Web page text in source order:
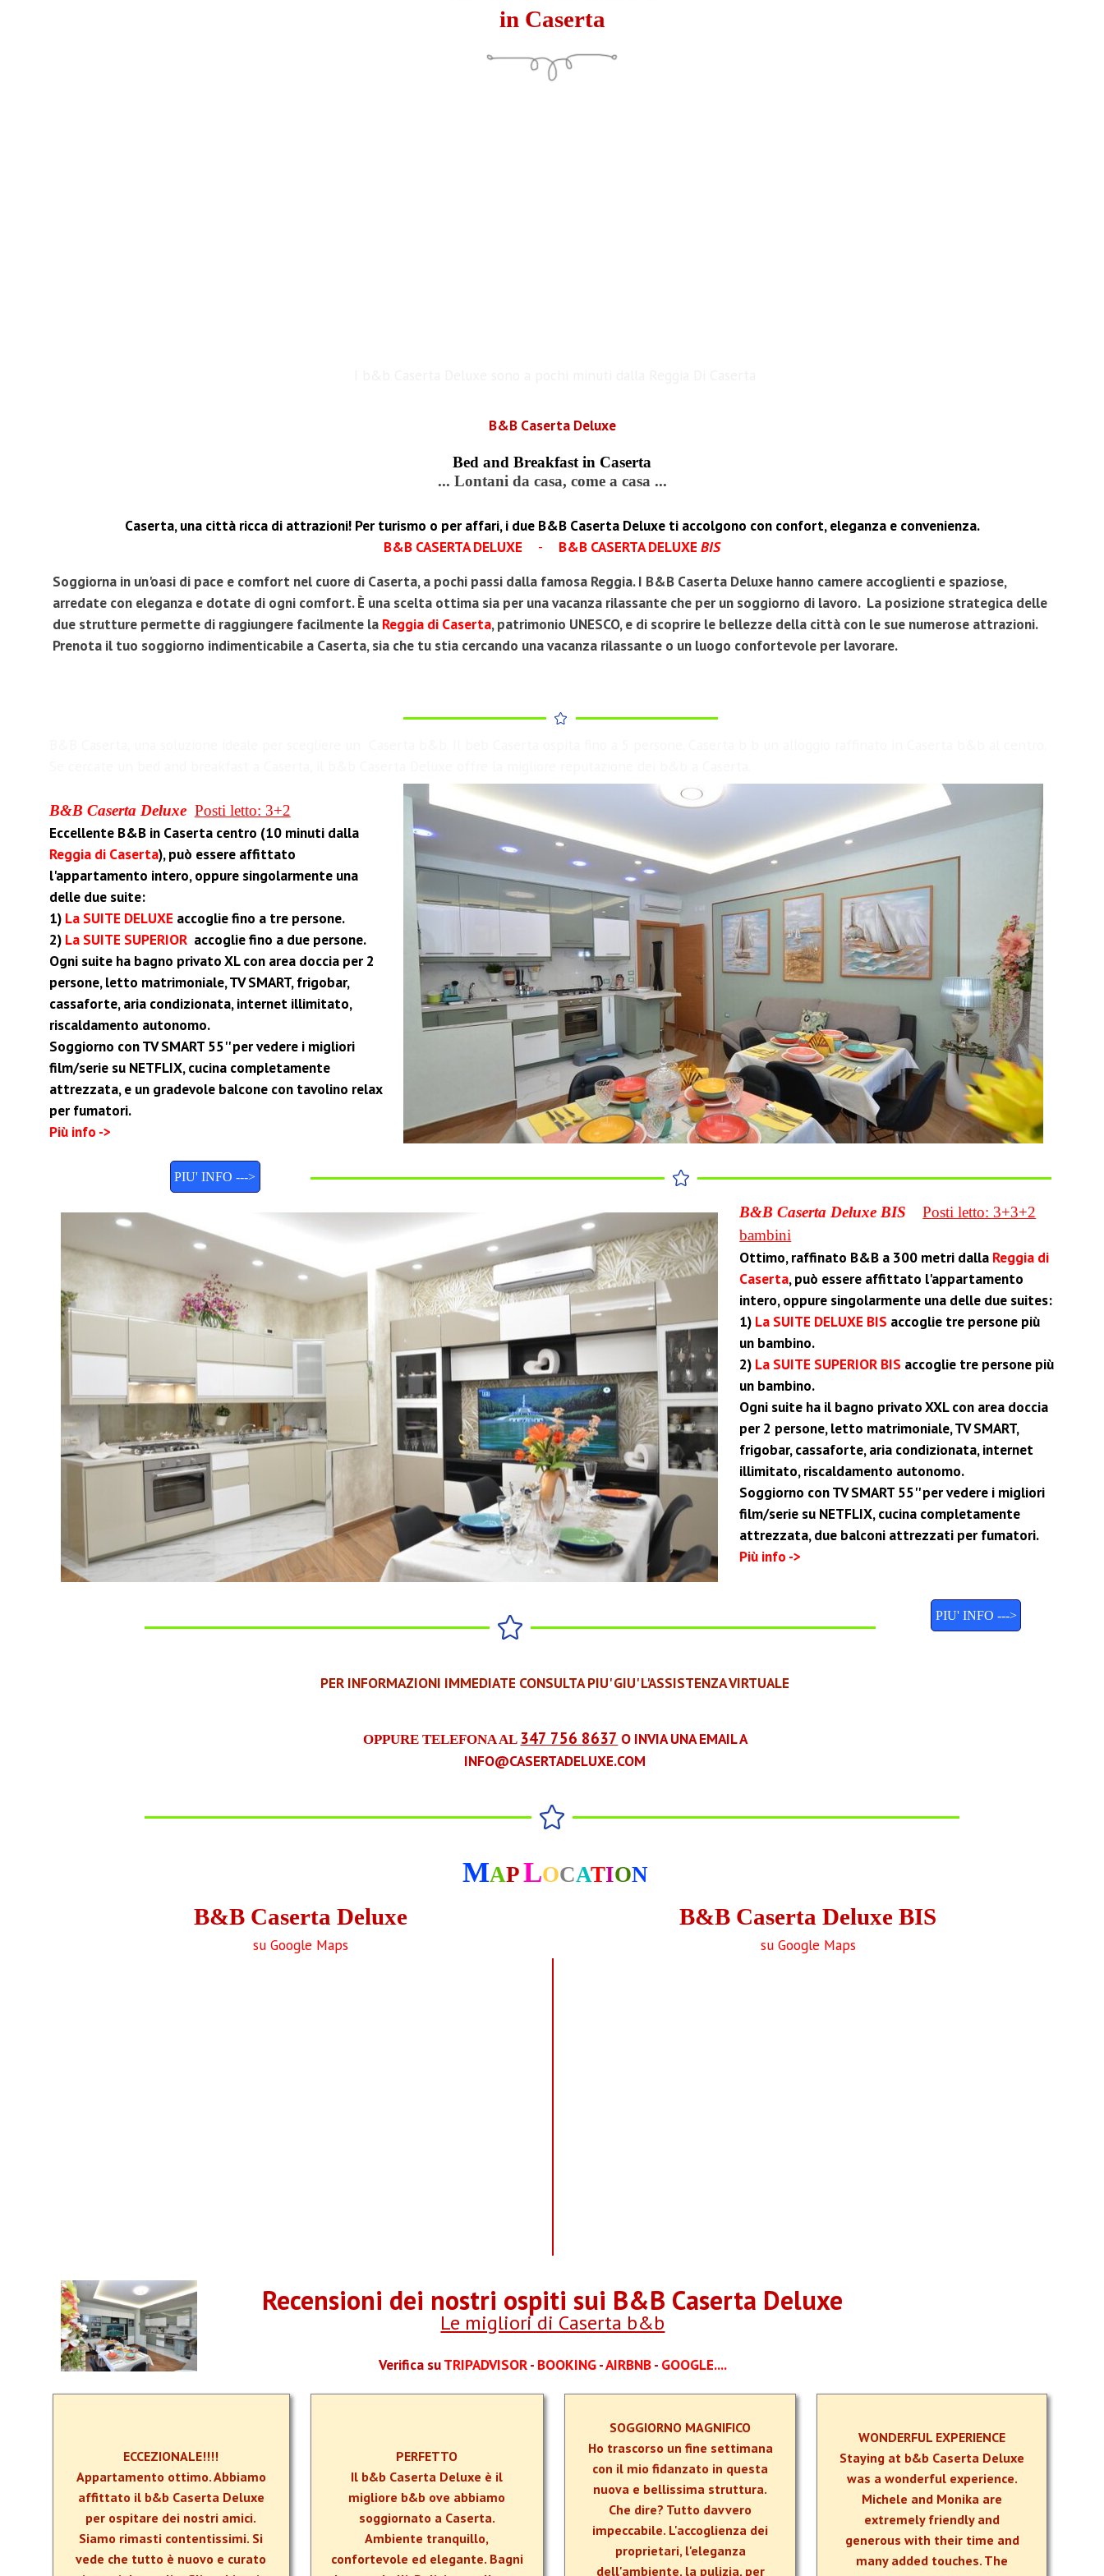
in Caserta
B&B Caserta Deluxe
Bed and Breakfast in Caserta
... Lontani da casa, come a casa ...
Caserta, una città ricca di attrazioni! Per turismo o per affari, i due B&B Caserta Deluxe ti accolgono con confort, eleganza e convenienza.
B&B CASERTA DELUXE - B&B CASERTA DELUXE BIS
Soggiorna in un'oasi di pace e comfort nel cuore di Caserta, a pochi passi dalla famosa Reggia. I B&B Caserta Deluxe hanno camere accoglienti e spaziose,
arredate con eleganza e dotate di ogni comfort. È una scelta ottima sia per una vacanza rilassante che per un soggiorno di lavoro. La posizione strategica delle
due strutture permette di raggiungere facilmente la Reggia di Caserta, patrimonio UNESCO, e di scoprire le bellezze della città con le sue numerose attrazioni.
Prenota il tuo soggiorno indimenticabile a Caserta, sia che tu stia cercando una vacanza rilassante o un luogo confortevole per lavorare.
B&B Caserta Deluxe Posti letto: 3+2
Eccellente B&B in Caserta centro (10 minuti dalla
Reggia di Caserta), può essere affittato
l'appartamento intero, oppure singolarmente una
delle due suite:
1) La SUITE DELUXE accoglie fino a tre persone.
2) La SUITE SUPERIORaccoglie fino a due persone.
Ogni suite ha bagno privato XL con area doccia per 2
persone, letto matrimoniale, TV SMART, frigobar,
cassaforte, aria condizionata, internet illimitato,
riscaldamento autonomo.
Soggiorno con TV SMART 55'' per vedere i migliori
film/serie su NETFLIX, cucina completamente
attrezzata, e un gradevole balcone con tavolino relax
per fumatori.
Più info ->
PIU' INFO --->
B&BCaserta Deluxe BISPosti letto: 3+3+2
bambini
Ottimo, raffinato B&B a 300 metri dalla Reggia di
Caserta, può essere affittato l'appartamento
intero, oppure singolarmente una delle due suites:
1) La SUITE DELUXE BIS accoglie tre persone più
un bambino.
2) La SUITE SUPERIOR BIS accoglie tre persone più
un bambino.
Ogni suite ha il bagno privato XXL con area doccia
per 2 persone, letto matrimoniale, TV SMART,
frigobar, cassaforte, aria condizionata, internet
illimitato, riscaldamento autonomo.
Soggiorno con TV SMART 55'' per vedere i migliori
film/serie su NETFLIX, cucina completamente
attrezzata, due balconi attrezzati per fumatori.
Più info ->
PER INFORMAZIONI IMMEDIATE CONSULTA PIU' GIU' L'ASSISTENZA VIRTUALE
OPPURE TELEFONA AL 347 756 8637 O INVIA UNA EMAIL A
INFO@CASERTADELUXE.COM
PIU' INFO --->
MAPLOCATION
B&B Caserta Deluxe
su Google Maps
B&B Caserta Deluxe BIS
su Google Maps
Recensioni dei nostri ospiti sui B&B Caserta Deluxe
Le migliori di Caserta b&b
Verifica suTRIPADVISOR- BOOKING-AIRBNB- GOOGLE....
PERFETTO
Il b&b Caserta Deluxe è il
migliore b&b ove abbiamo
soggiornato a Caserta.
Ambiente tranquillo,
confortevole ed elegante. Bagni
ECCEZIONALE!!!!
Appartamento ottimo. Abbiamo
affittato il b&b Caserta Deluxe
per ospitare dei nostri amici.
Siamo rimasti contentissimi. Si
vede che tutto è nuovo e curato
WONDERFUL EXPERIENCE
Staying at b&b Caserta Deluxe
was a wonderful experience.
Michele and Monika are
extremely friendly and
generous with their time and
many added touches. The
SOGGIORNO MAGNIFICO
Ho trascorso un fine settimana
con il mio fidanzato in questa
nuova e bellissima struttura.
Che dire? Tutto davvero
impeccabile. L'accoglienza dei
proprietari, l'eleganza
dell'ambiente, la pulizia, per